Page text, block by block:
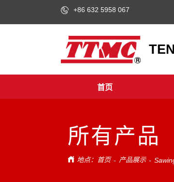
+86 632 5958 067
LOGO
首页
所有产品
地点： 首页 - 产品展示 -